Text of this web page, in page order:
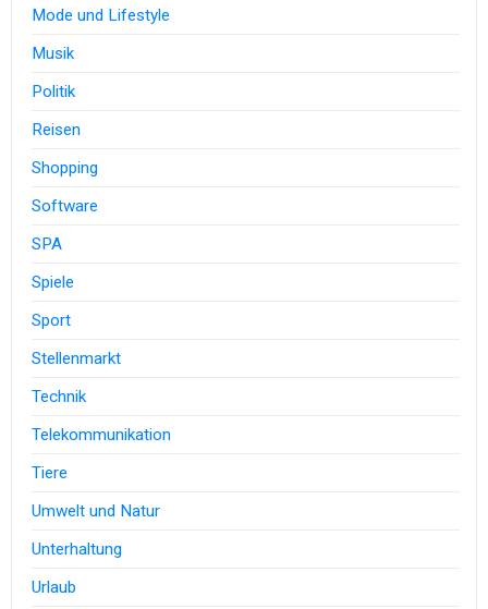
Mode und Lifestyle
Musik
Politik
Reisen
Shopping
Software
SPA
Spiele
Sport
Stellenmarkt
Technik
Telekommunikation
Tiere
Umwelt und Natur
Unterhaltung
Urlaub